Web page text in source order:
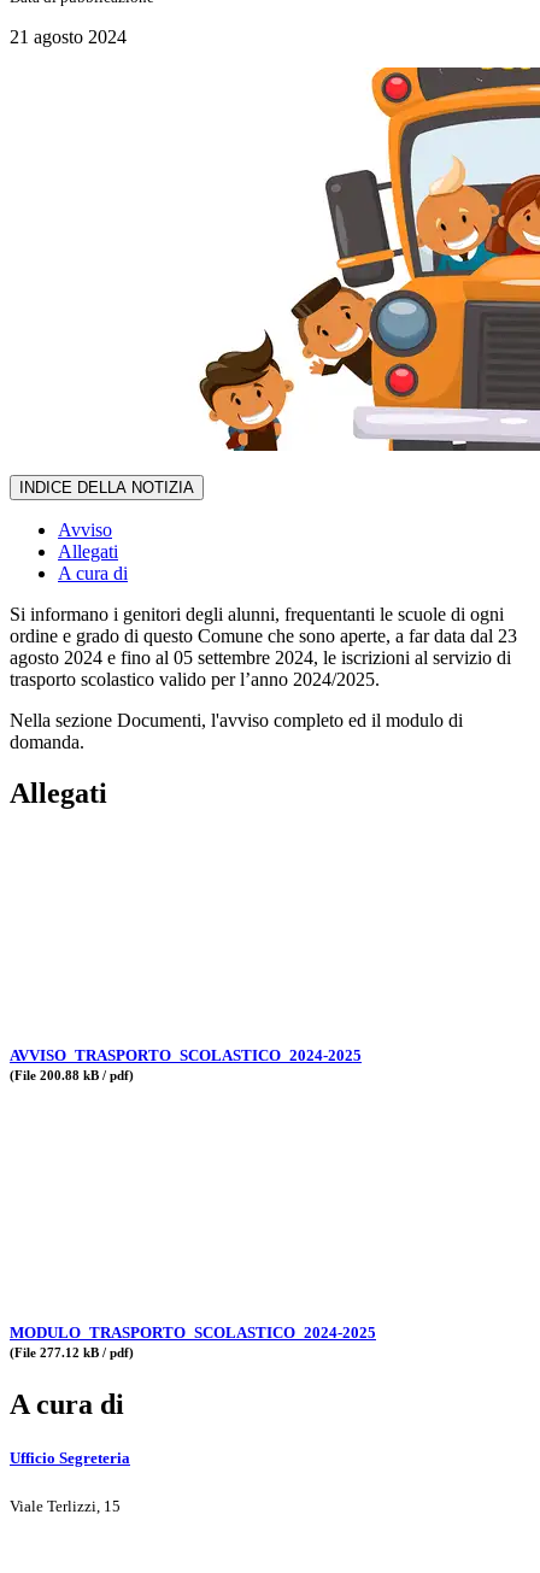
21 agosto 2024
INDICE DELLA NOTIZIA
Avviso
Allegati
A cura di
Si informano i genitori degli alunni, frequentanti le scuole di ogni
ordine e grado di questo Comune che sono aperte, a far data dal 23
agosto 2024 e fino al 05 settembre 2024, le iscrizioni al servizio di
trasporto scolastico valido per l’anno 2024/2025.
Nella sezione Documenti, l'avviso completo ed il modulo di
domanda.
Allegati
AVVISO_TRASPORTO_SCOLASTICO_2024-2025
(File 200.88 kB / pdf)
MODULO_TRASPORTO_SCOLASTICO_2024-2025
(File 277.12 kB / pdf)
A cura di
Ufficio Segreteria
Viale Terlizzi, 15